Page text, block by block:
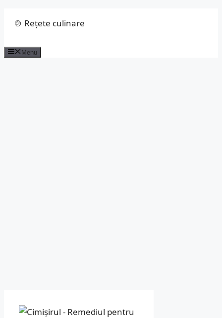
🍲 Rețete culinare
Menu